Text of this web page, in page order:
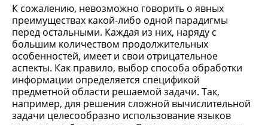
К сожалению, невозможно говорить о явных
преимуществах какой-либо одной парадигмы
перед остальными. Каждая из них, наряду с
большим количеством продолжительных
особенностей, имеет и свои отрицательное
аспекты. Как правило, выбор способа обработки
информации определяется спецификой
предметной области решаемой задачи. Так,
например, для решения сложной вычислительной
задачи целесообразно использование языков